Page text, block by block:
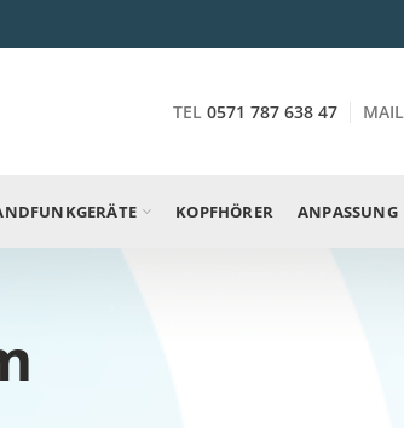
TEL 0571 787 638 47 MAIL
KOPFHÖRER ANPASSUNG